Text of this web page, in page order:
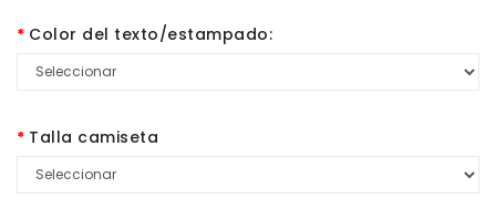
Color del texto/estampado:
Talla camiseta